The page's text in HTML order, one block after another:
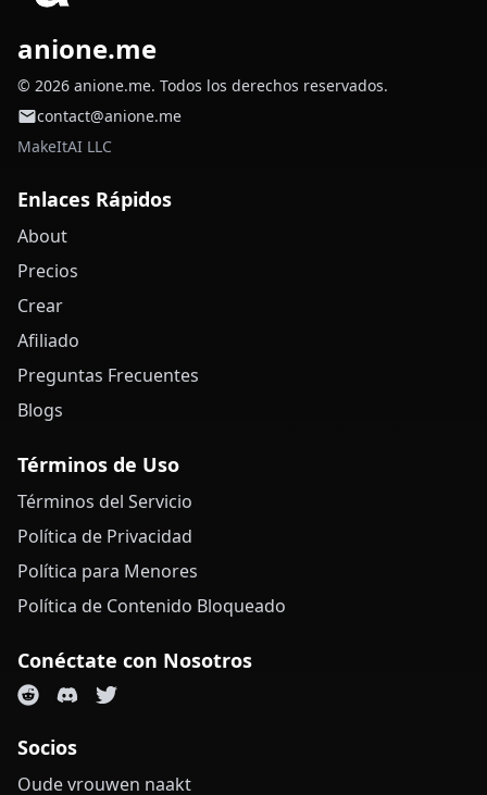
anione.me
© 2026 anione.me. Todos los derechos reservados.
contact@anione.me
MakeItAI LLC
Enlaces Rápidos
About
Precios
Crear
Afiliado
Preguntas Frecuentes
Blogs
Términos de Uso
Términos del Servicio
Política de Privacidad
Política para Menores
Política de Contenido Bloqueado
Conéctate con Nosotros
Socios
Oude vrouwen naakt